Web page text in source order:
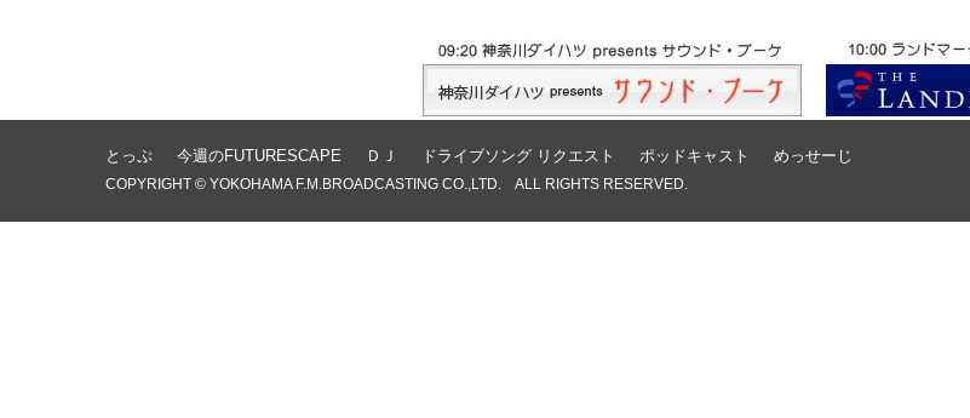
とっぷ 今週のFUTURESCAPE ＤＪ ドライブソング リクエスト ポッドキャスト めっせーじ
COPYRIGHT © YOKOHAMA F.M.BROADCASTING CO.,LTD. ALL RIGHTS RESERVED.